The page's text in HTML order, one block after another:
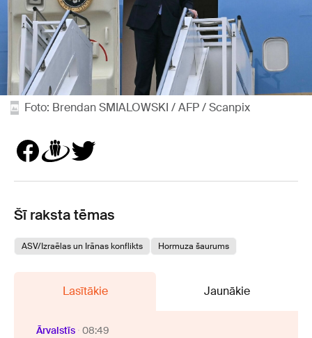
Foto: Brendan SMIALOWSKI / AFP / Scanpix
Šī raksta tēmas
ASV/Izraēlas un Irānas konflikts Hormuza šaurums
Lasītākie Jaunākie
Ārvalstīs 08:49